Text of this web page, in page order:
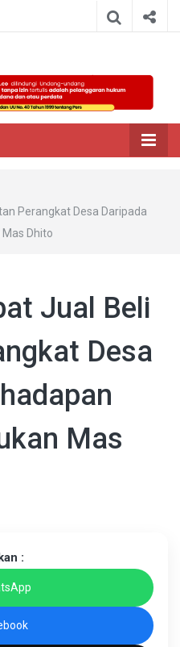
Perangkat Desa Daripada
Dhito
Jual Beli
Desa
Mas
: